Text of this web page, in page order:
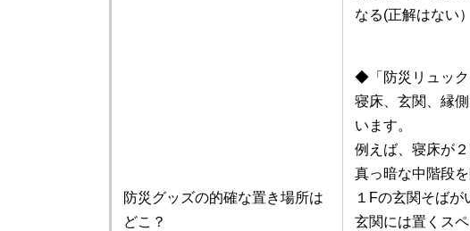
防災グッズの的確な置き場所は
どこ？
なる(正解はない
◆「防災リュック
寝床、玄関、縁
います。
例えば、寝床が
真っ暗な中階段
１Fの玄関そばが
玄関には置くス